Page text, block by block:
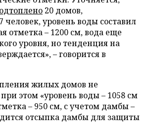
20 домов,
человек, уровень воды составил
отметка – 1200 см, вода еще
уровня, но тенденция на
– говорится в
жилых домов не
этом «уровень воды – 1058 см
– 950 см, с учетом дамбы –
отсыпка дамбы для защиты